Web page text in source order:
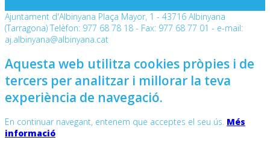
Ajuntament d'Albinyana Plaça Mayor, 1 - 43716 Albinyana
(Tarragona) Telèfon: 977 68 78 18 - Fax: 977 68 77 01 - e-mail:
aj.albinyana@albinyana.cat
Aquesta web utilitza cookies pròpies i de
tercers per analitzar i millorar la teva
experiència de navegació.
En continuar navegant, entenem que acceptes el seu ús. Més
informació